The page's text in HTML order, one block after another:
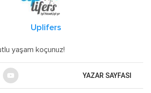
Uplifers
yaşam koçunuz!
YAZAR SAYFASI